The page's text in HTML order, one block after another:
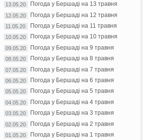
13.05.20 Погода у Бершаді на 13 травня
12.05.20 Погода у Бершаді на 12 травня
11.05.20 Погода у Бершаді на 11 травня
10.05.20 Погода у Бершаді на 10 травня
09.05.20 Погода у Бершаді на 9 травня
08.05.20 Погода у Бершаді на 8 травня
07.05.20 Погода у Бершаді на 7 травня
06.05.20 Погода у Бершаді на 6 травня
05.05.20 Погода у Бершаді на 5 травня
04.05.20 Погода у Бершаді на 4 травня
03.05.20 Погода у Бершаді на 3 травня
02.05.20 Погода у Бершаді на 2 травня
01.05.20 Погода у Бершаді на 1 травня